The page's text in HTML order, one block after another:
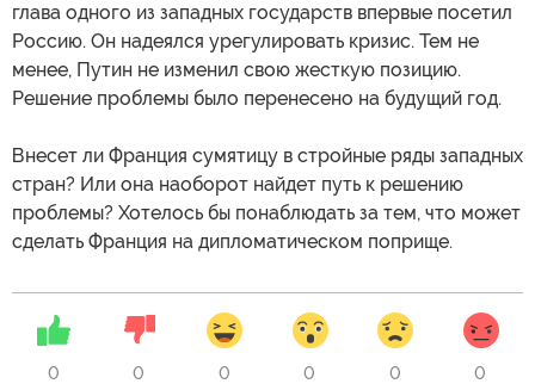
глава одного из западных государств впервые посетил
Россию. Он надеялся урегулировать кризис. Тем не
менее, Путин не изменил свою жесткую позицию.
Решение проблемы было перенесено на будущий год.
Внесет ли Франция сумятицу в стройные ряды западных
стран? Или она наоборот найдет путь к решению
проблемы? Хотелось бы понаблюдать за тем, что может
сделать Франция на дипломатическом поприще.
0 0 0 0 0 0